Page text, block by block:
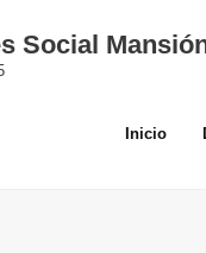
Social
Inicio